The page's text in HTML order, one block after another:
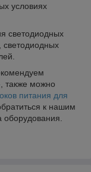
условиях
светодиодных
светодиодных
, также можно
питания для
к нашим